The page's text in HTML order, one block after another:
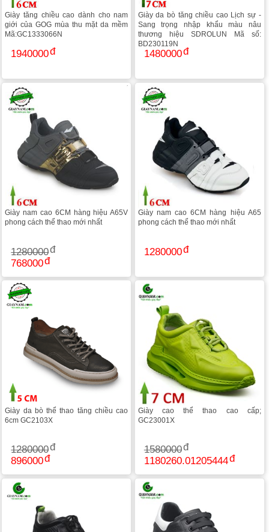
Giày tăng chiều cao dành cho nam
giới của GOG mùa thu mặt da mềm
Mã:GC1333066N
1940000
Giày da bò tăng chiều cao Lịch sự -
Sang trọng nhập khẩu màu nâu
thương hiệu SDROLUN Mã số:
BD230119N
1480000
Giày nam cao 6CM hàng hiệu A65V
phong cách thể thao mới nhất
1280000
768000
Giày nam cao 6CM hàng hiệu A65
phong cách thể thao mới nhất
1280000
Giày da bò thể thao tăng chiều cao
6cm GC2103X
1280000
896000
Giày cao thể thao cao cấp;
GC23001X
1580000
1180260.01205444